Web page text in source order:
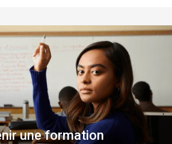
une formation